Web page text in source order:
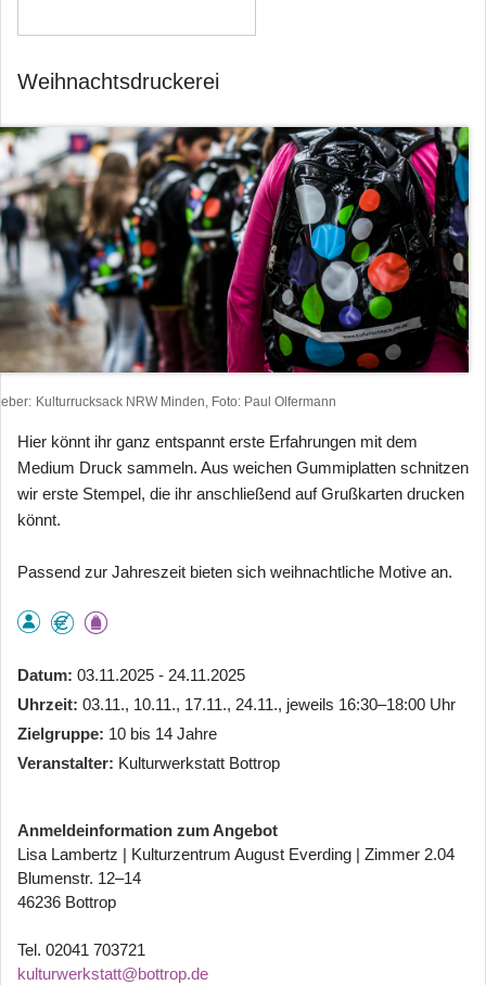
Weihnachtsdruckerei
Kulturrucksack NRW Minden, Foto: Paul Olfermann
Hier könnt ihr ganz entspannt erste Erfahrungen mit dem
Medium Druck sammeln. Aus weichen Gummiplatten schnitzen
wir erste Stempel, die ihr anschließend auf Grußkarten drucken
könnt.
Passend zur Jahreszeit bieten sich weihnachtliche Motive an.
Datum 03.11.2025 - 24.11.2025
Uhrzeit 03.11., 10.11., 17.11., 24.11., jeweils 16:30–18:00 Uhr
Zielgruppe 10 bis 14 Jahre
Veranstalter Kulturwerkstatt Bottrop
Anmeldeinformation zum Angebot
Lisa Lambertz | Kulturzentrum August Everding | Zimmer 2.04
Blumenstr. 12–14
46236 Bottrop
Tel. 02041 703721
kulturwerkstatt@bottrop.de